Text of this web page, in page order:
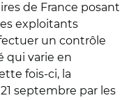
de France posant
exploitants
un contrôle
qui varie en
fois-ci, la
septembre par les